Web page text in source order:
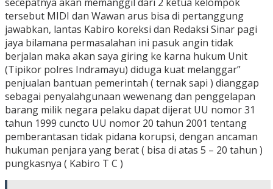
tersebut MIDI dan Wawan arus bisa di pertanggung
jawabkan, lantas Kabiro koreksi dan Redaksi Sinar pagi
jaya bilamana permasalahan ini pasuk angin tidak
berjalan maka akan saya giring ke karna hukum Unit
(Tipikor polres Indramayu) diduga kuat melanggar”
penjualan bantuan pemerintah ( ternak sapi ) dianggap
sebagai penyalahgunaan wewenang dan penggelapan
barang milik negara pelaku dapat dijerat UU nomor 31
tahun 1999 cuncto UU nomor 20 tahun 2001 tentang
pemberantasan tidak pidana korupsi, dengan ancaman
hukuman penjara yang berat ( bisa di atas 5 – 20 tahun )
pungkasnya ( Kabiro T C )